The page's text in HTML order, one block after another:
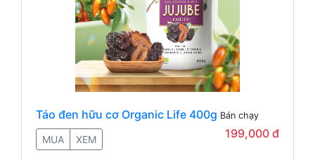
Táo đen hữu cơ Organic Life 400g Bán chạy
MUA XEM 199,000 đ